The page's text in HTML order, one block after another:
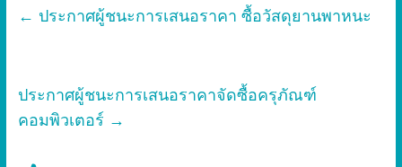
← ประกาศผู้ชนะการเสนอราคา ซื้อวัสดุยานพาหนะ
ประกาศผู้ชนะการเสนอราคาจัดซื้อครุภัณฑ์
คอมพิวเตอร์ →